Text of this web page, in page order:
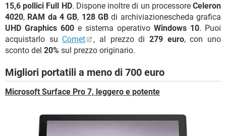
15,6 pollici Full HD. Dispone inoltre di un processoreCeleron
4020, RAM da 4 GB, 128 GB di archiviazionescheda grafica
UHD Graphics 600 e sistema operativo Windows 10. Puoi
acquistarlo su Comet , al prezzo di279 euro, con uno
sconto del 20% sul prezzo originario.
Migliori portatili a meno di 700 euro
Microsoft Surface Pro 7, leggero e potente